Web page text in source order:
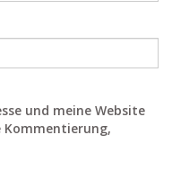
und meine Website
Kommentierung,